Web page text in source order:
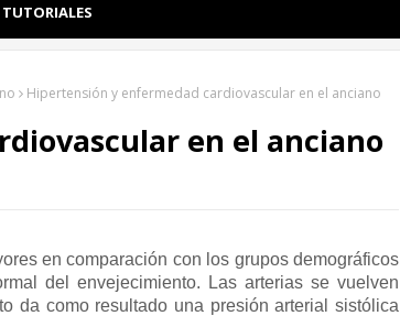
TUTORIALES
Hipertensión y enfermedad cardiovascular en el anciano
en el anciano
en comparación con los grupos demográficos
del envejecimiento.
Las arterias se vuelven
da como resultado una presión arterial sistólica